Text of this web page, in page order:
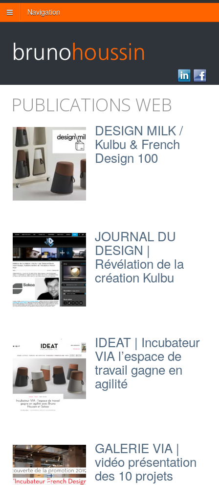
Navigation
PUBLICATIONS WEB
DESIGN MILK /
Kulbu & French
Design 100
JOURNAL DU
DESIGN |
Révélation de la
création Kulbu
IDEAT | Incubateur
VIA l’espace de
travail gagne en
agilité
GALERIE VIA |
vidéo présentation
des 10 projets